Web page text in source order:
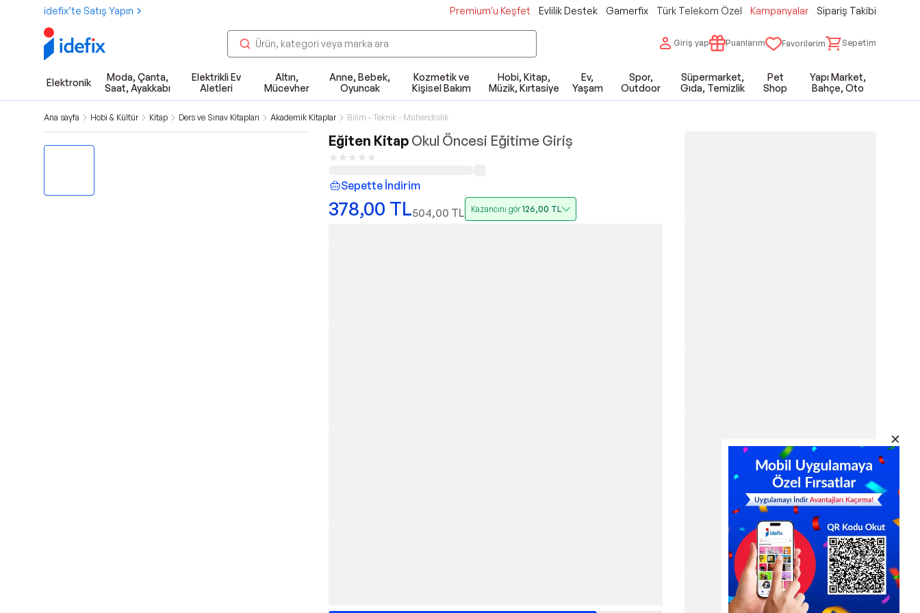
idefix’te Satış Yapın Premium'u Keşfet Evlilik Destek Gamerfix Türk Telekom Özel Kampanyalar Sipariş Takibi
Giriş yap Puanlarım Favorilerim Sepetim
Elektronik
Moda, Çanta,
Saat, Ayakkabı
Elektrikli Ev
Aletleri
Altın,
Mücevher
Anne, Bebek,
Oyuncak
Kozmetik ve
Kişisel Bakım
Hobi, Kitap,
Müzik, Kırtasiye
Ev,
Yaşam
Spor,
Outdoor
Süpermarket,
Gıda, Temizlik
Pet
Shop
Yapı Market,
Bahçe, Oto
Ana sayfa Hobi & Kültür Kitap Ders ve Sınav Kitapları Akademik Kitaplar Bilim - Teknik - Mühendislik
Eğiten Kitap Okul Öncesi Eğitime Giriş
Sepette İndirim
378,00 TL504,00 TL Kazancını gör126,00 TL